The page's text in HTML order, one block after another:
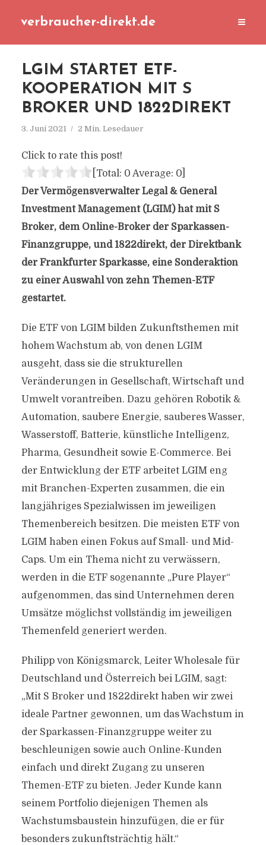
verbraucher-direkt.de
LGIM STARTET ETF-
KOOPERATION MIT S
BROKER UND 1822DIREKT
3. Juni 2021 2 Min. Lesedauer
Click to rate this post!
[Total: 0 Average: 0]
Der Vermögensverwalter Legal & General
Investment Management (LGIM) hat mit S
Broker, dem Online-Broker der Sparkassen-
Finanzgruppe, und 1822direkt, der Direktbank
der Frankfurter Sparkasse, eine Sonderaktion
zu einer Auswahl von zehn Themen-ETF
gestartet.
Die ETF von LGIM bilden Zukunftsthemen mit
hohem Wachstum ab, von denen LGIM
ausgeht, dass sie die strukturellen
Veränderungen in Gesellschaft, Wirtschaft und
Umwelt vorantreiben. Dazu gehören Robotik &
Automation, saubere Energie, sauberes Wasser,
Wasserstoff, Batterie, künstliche Intelligenz,
Pharma, Gesundheit sowie E-Commerce. Bei
der Entwicklung der ETF arbeitet LGIM eng
mit Branchen-Experten zusammen, die ein
langjähriges Spezialwissen im jeweiligen
Themenbereich besitzen. Die meisten ETF von
LGIM haben einen Fokus auf Small- und Mid-
Caps. Um ein Thema nicht zu verwässern,
werden in die ETF sogenannte „Pure Player“
aufgenommen, das sind Unternehmen deren
Umsätze möglichst vollständig im jeweiligen
Themenfeld generiert werden.
Philipp von Königsmarck, Leiter Wholesale für
Deutschland und Österreich bei LGIM, sagt:
„Mit S Broker und 1822direkt haben wir zwei
ideale Partner gewonnen, um das Wachstum in
der Sparkassen-Finanzgruppe weiter zu
beschleunigen sowie auch Online-Kunden
einfach und direkt Zugang zu unseren
Themen-ETF zu bieten. Jeder Kunde kann
seinem Portfolio diejenigen Themen als
Wachstumsbaustein hinzufügen, die er für
besonders zukunftsträchtig hält.“